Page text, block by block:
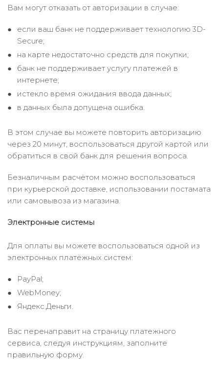
Вам могут отказать от авторизации в случае:
если ваш банк не поддерживает технологию 3D-
Secure;
на карте недостаточно средств для покупки;
банк не поддерживает услугу платежей в
интернете;
истекло время ожидания ввода данных;
в данных была допущена ошибка.
В этом случае вы можете повторить авторизацию
через 20 минут, воспользоваться другой картой или
обратиться в свой банк для решения вопроса.
Безналичным расчётом можно воспользоваться
при курьерской доставке, использовании постамата
или самовывоза из магазина.
Электронные системы
Для оплаты вы можете воспользоваться одной из
электронных платёжных систем:
PayPal;
WebMoney;
Яндекс.Деньги.
Вас перенаправит на страницу платежного
сервиса, следуя инструкциям, заполните
правильную форму.